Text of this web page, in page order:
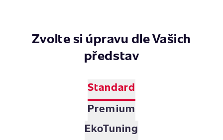
Zvolte si úpravu dle Vašich
představ
Standard
Premium
EkoTuning